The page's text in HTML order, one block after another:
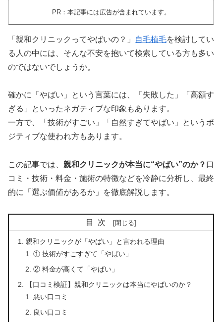
PR：本記事には広告が含まれています。
「親和クリニックってやばいの？」 自毛植毛を検討してい
る人の中には、そんな不安を抱いて検索している方も多い
のではないでしょうか。
確かに「やばい」という言葉には、「失敗した」「高額す
ぎる」といったネガティブな印象もあります。
一方で、「技術がすごい」「自然すぎてやばい」というポ
ジティブな使われ方もあります。
この記事では、 親和クリニックが本当に“やばい”のか？ 口
コミ・技術・料金・施術の特徴などを冷静に分析し、最終
的に「選ぶ価値があるか」を徹底解説します。
目次
親和クリニックが「やばい」と言われる理由
① 技術がすごすぎて「やばい」
② 料金が高くて「やばい」
【口コミ検証】親和クリニックは本当にやばいのか？
悪い口コミ
良い口コミ